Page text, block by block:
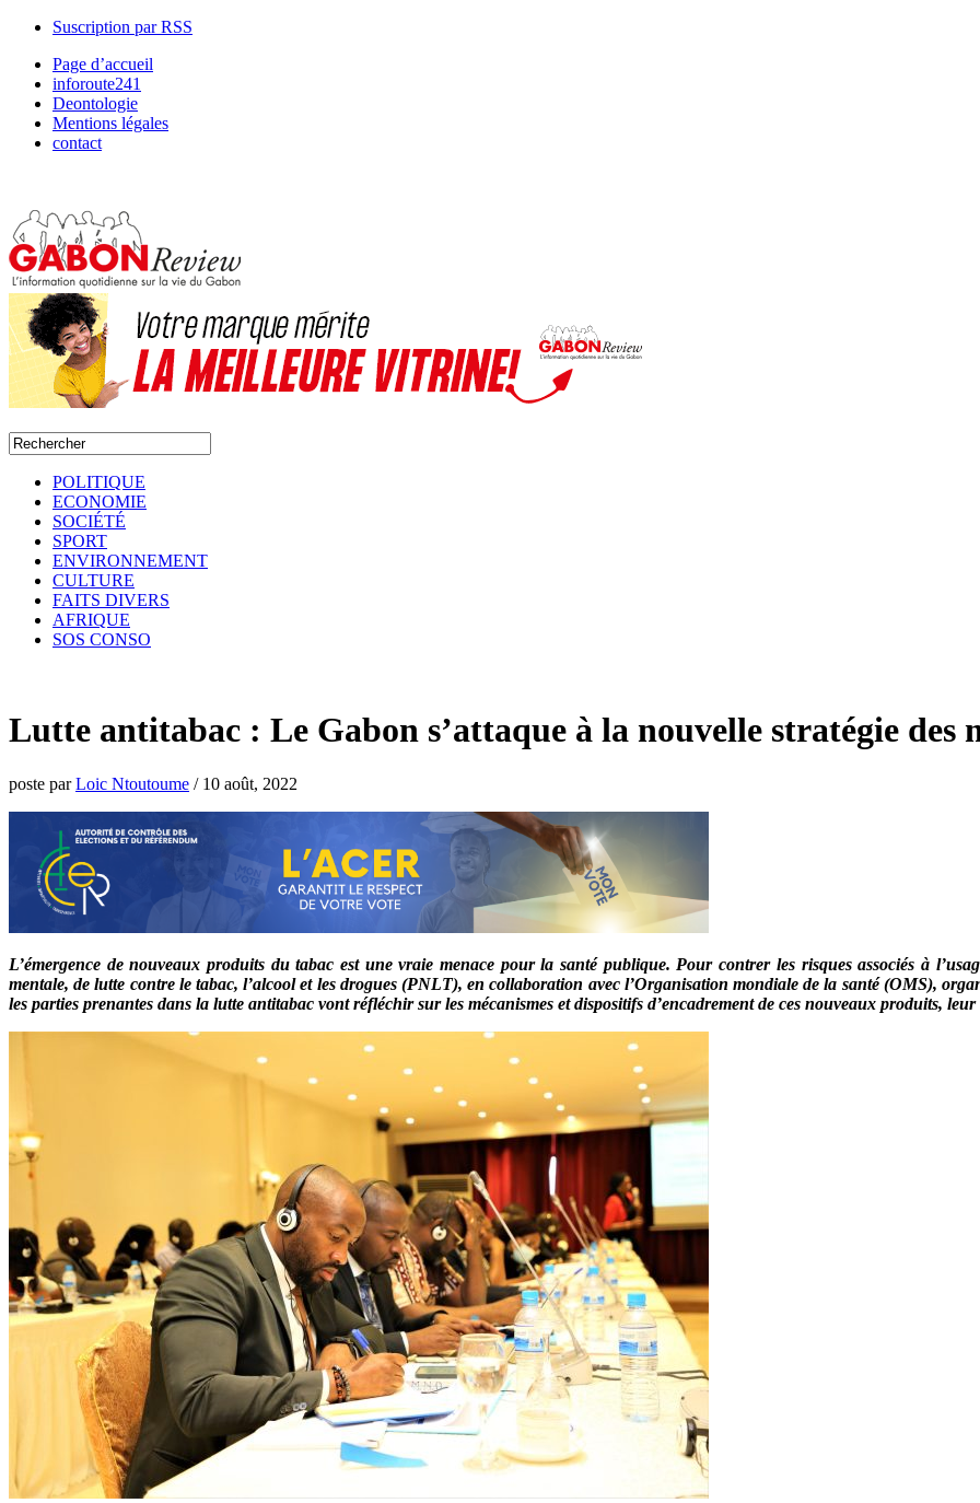
Suscription par RSS
Page d’accueil
inforoute241
Deontologie
Mentions légales
contact
POLITIQUE
ECONOMIE
SOCIÉTÉ
SPORT
ENVIRONNEMENT
CULTURE
FAITS DIVERS
AFRIQUE
SOS CONSO
Lutte antitabac : Le Gabon s’attaque à la nouvelle stratégie des
poste parLoic Ntoutoume / 10 août, 2022
L’émergence de nouveaux produits du tabac est une vraie menace pour la santé publique. Pour contrer les risques associés à
mentale, de lutte contre le tabac, l’alcool et les drogues (PNLT), en collaboration avec l’Organisation mondiale de la santé (OMS),
les parties prenantes dans la lutte antitabac vont réfléchir sur les mécanismes et dispositifs d’encadrement de ces nouveaux produits,